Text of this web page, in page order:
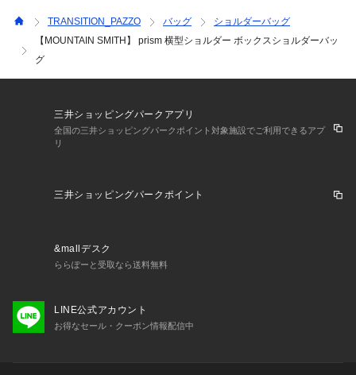
その後、アクティブなアウトドアライフを充実させるべく、最
高のパック及びバッグを開発する事に全力をつくし、優れた製
品を作り出した結果、数々の賞を受賞。
Mountainsmith社はいち早くアウトドア業界で豊富なアウトド
完売カラーの再入荷通知や、ラスト1点の通知、セールの通知
▼ブランドのお気に入り登録
新商品や再入荷等、いち早くブランドのお得な情報を受け取る
TRANSITION_PAZZO バッグ
ショルダーバッグ
【MOUNTAIN SMITH】 prism 横型ショルダー ボックスショルダーバッ
グ
三井ショッピングパークアプリ
全国の三井ショッピングパークポイント対象施設でご利用できるアプ
リ
三井ショッピングパークポイント
&mallデスク
ららぽーと受取なら送料無料
LINE公式アカウント
お得なセール・クーポン情報配信中